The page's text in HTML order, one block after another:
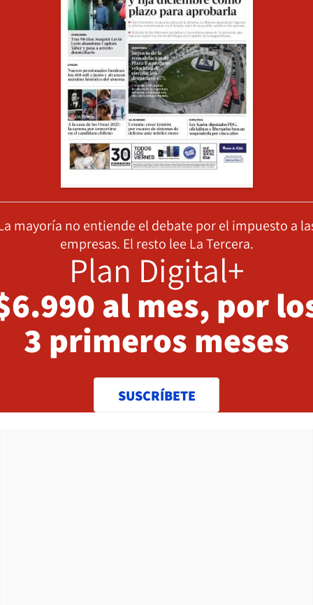
mayoría no entiende el debate por el impuesto a
empresas. El resto lee La Tercera.
Plan Digital+
al mes, por
3 primeros meses
SUSCRÍBETE